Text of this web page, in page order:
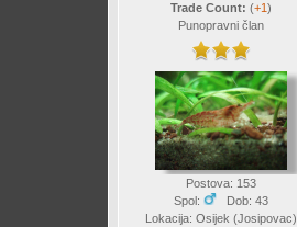
Trade Count: (+1)
Punopravni član
Postova: 153
Spol:
Dob: 43
Lokacija: Osijek (Josipovac)